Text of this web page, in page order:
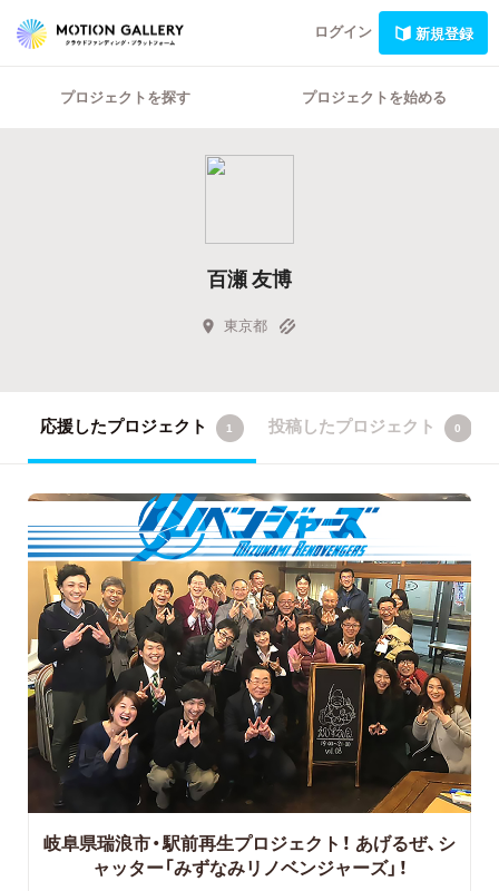
ログイン 新規登録
プロジェクトを探す プロジェクトを始める
百瀬 友博
東京都
応援したプロジェクト 1 投稿したプロジェクト 0
岐阜県瑞浪市・駅前再生プロジェクト！ あげるぜ、シ
ャッター「みずなみリノベンジャーズ」！